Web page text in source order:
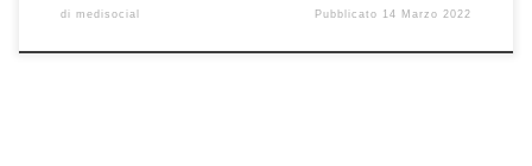
di medisocial Pubblicato 14 Marzo 2022